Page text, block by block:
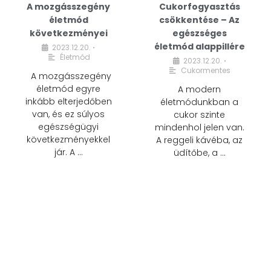
A mozgásszegény
életmód
következményei
2023.12.20. •
Életmód
A mozgásszegény
életmód egyre
inkább elterjedőben
van, és ez súlyos
egészségügyi
következményekkel
jár. A …
Cukorfogyasztás
csökkentése – Az
egészséges
életmód alappillére
2023.12.20. •
Cukormentes
A modern
életmódunkban a
cukor szinte
mindenhol jelen van.
A reggeli kávéba, az
üdítőbe, a …